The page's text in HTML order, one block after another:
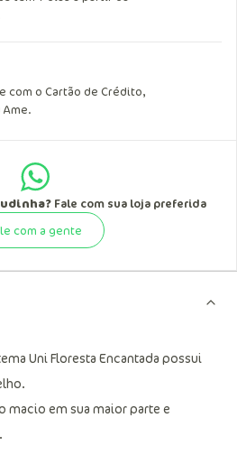
Fale com sua loja preferida
Uni Floresta Encantada possui
em sua maior parte e